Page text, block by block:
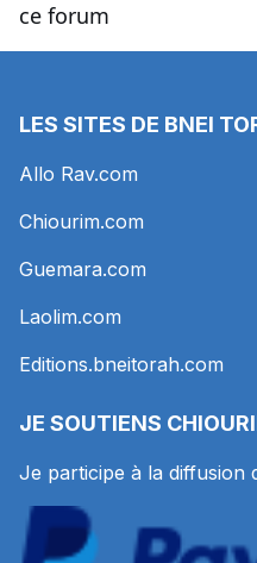
ce forum
LES SITES DE BNEI
Allo Rav.com
Chiourim.com
Guemara.com
Laolim.com
Editions.bneitorah.com
JE SOUTIENS
Je participe à la diffusion